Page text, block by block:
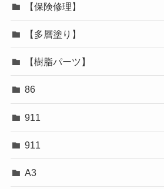
【保険修理】
【多層塗り】
【樹脂パーツ】
86
911
911
A3